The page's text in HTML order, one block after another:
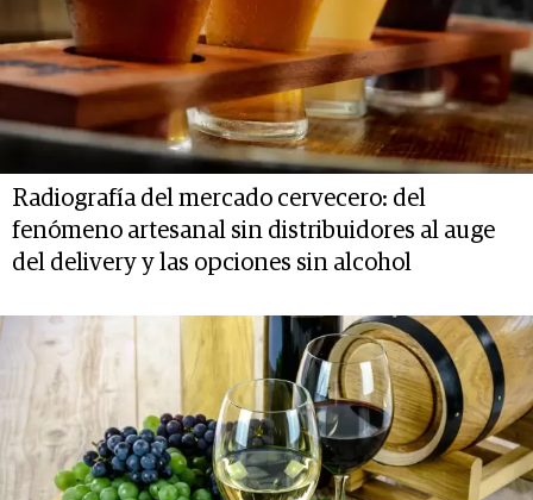
Radiografía del mercado cervecero: del
fenómeno artesanal sin distribuidores al auge
del delivery y las opciones sin alcohol